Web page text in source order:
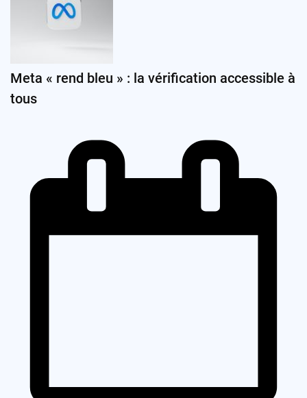
Meta « rend bleu » : la vérification accessible à
tous